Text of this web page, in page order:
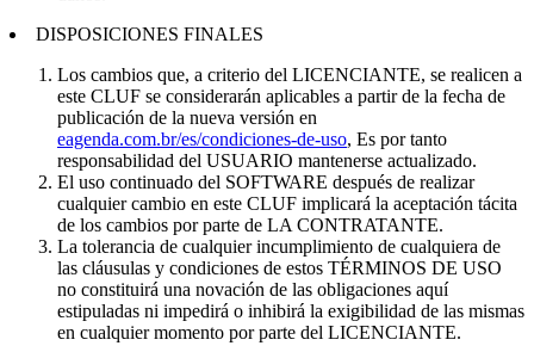
DISPOSICIONES FINALES
Los cambios que, a criterio del LICENCIANTE, se realicen a
este CLUF se considerarán aplicables a partir de la fecha de
publicación de la nueva versión en
eagenda.com.br/es/condiciones-de-uso, Es por tanto
responsabilidad del USUARIO mantenerse actualizado.
El uso continuado del SOFTWARE después de realizar
cualquier cambio en este CLUF implicará la aceptación tácita
de los cambios por parte de LA CONTRATANTE.
La tolerancia de cualquier incumplimiento de cualquiera de
las cláusulas y condiciones de estos TÉRMINOS DE USO
no constituirá una novación de las obligaciones aquí
estipuladas ni impedirá o inhibirá la exigibilidad de las mismas
en cualquier momento por parte del LICENCIANTE.